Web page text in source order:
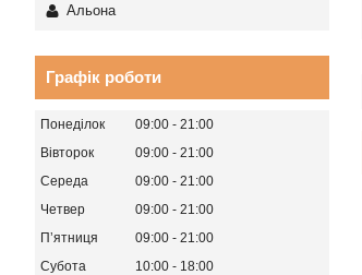
Альона
Графік роботи
Понеділок 09:00
21:00
Вівторок
09:00
21:00
Середа
09:00
21:00
Четвер
09:00
21:00
Пʼятниця
09:00
21:00
Субота
10:00
18:00